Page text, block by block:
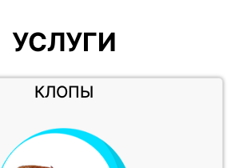
УСЛУГИ
КЛОПЫ